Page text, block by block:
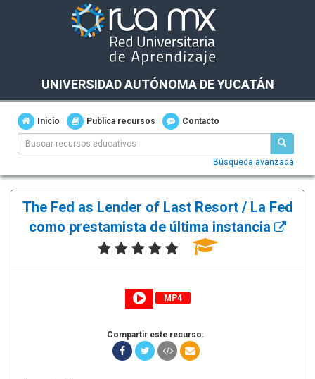
UNIVERSIDAD AUTÓNOMA DE YUCATÁN
Inicio Publica recursos Contacto
Búsqueda avanzada
The Fed as Lender of Last Resort / La Fed
como prestamista de última instancia
MP4
Compartir este recurso: